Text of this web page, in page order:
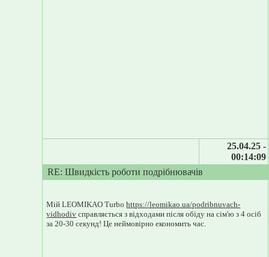
25.04.25 -
00:14:09
RE: Швидкість роботи подрібнювачів
Мій LEOMIKAO Turbohttps://leomikao.ua/podribnuvach-
vidhodiv справляється з відходами після обіду на сім'ю з 4 осіб
за 20-30 секунд! Це неймовірно економить час.